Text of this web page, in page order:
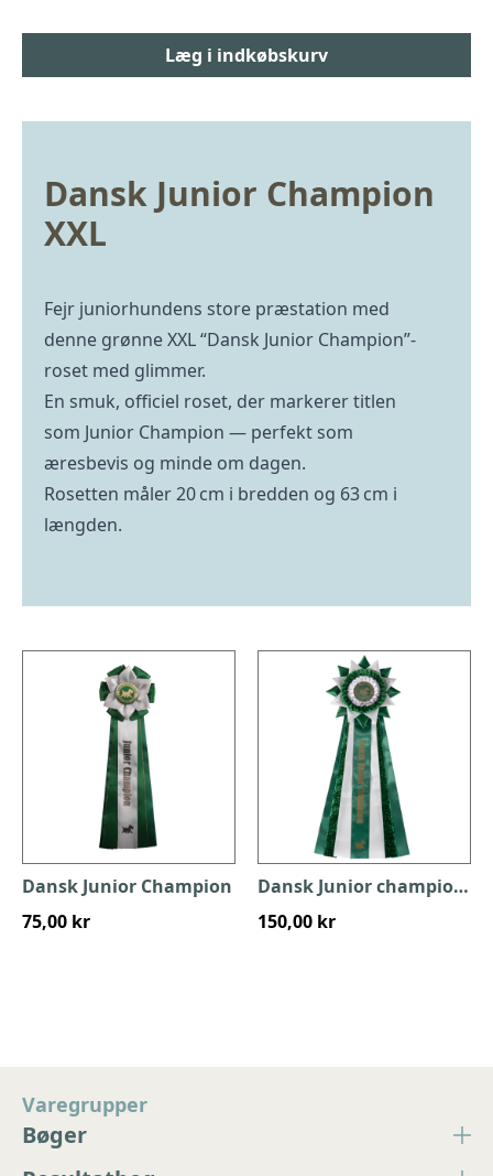
Dansk Junior Champion
XXL
Fejr juniorhundens store præstation med
denne grønne XXL “Dansk Junior Champion”-
roset med glimmer.
En smuk, officiel roset, der markerer titlen
som Junior Champion — perfekt som
æresbevis og minde om dagen.
Rosetten måler 20 cm i bredden og 63 cm i
længden.
Dansk Junior Champion
75,00 kr
Dansk Junior champion XL
150,00 kr
Varegrupper
Bøger